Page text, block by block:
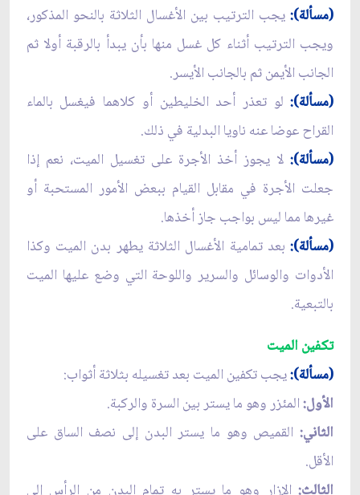
(مسألة):يجب الترتيب بين الأغسال الثلاثة بالنحو المذكور،
ويجب الترتيب أثناء كل غسل منها بأن يبدأ بالرقبة أولا ثم
الجانب الأيمن ثم بالجانب الأيسر.
(مسألة):لو تعذر أحد الخليطين أو كلاهما فيغسل بالماء
القراح عوضا عنه ناويا البدلية في ذلك.
(مسألة):لا يجوز أخذ الأجرة على تغسيل الميت، نعم إذا
جعلت الأجرة في مقابل القيام ببعض الأمور المستحبة أو
غيرها مما ليس بواجب جاز أخذها.
(مسألة):بعد تمامية الأغسال الثلاثة يطهر بدن الميت وكذا
الأدوات والوسائل والسرير واللوحة التي وضع عليها الميت
بالتبعية.
تكفين الميت
(مسألة):يجب تكفين الميت بعد تغسيله بثلاثة أثواب:
الأول:المئزر وهو ما يستر بين السرة والركبة.
الثاني:القميص وهو ما يستر البدن إلى نصف الساق على
الأقل.